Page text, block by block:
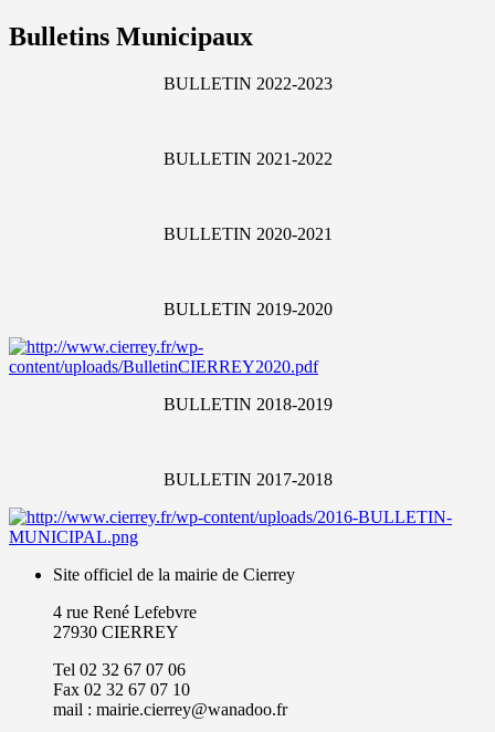
Bulletins Municipaux
BULLETIN 2022-2023
BULLETIN 2021-2022
BULLETIN 2020-2021
BULLETIN 2019-2020
BULLETIN 2018-2019
BULLETIN 2017-2018
Site officiel de la mairie de Cierrey
4 rue René Lefebvre
27930 CIERREY
Tel 02 32 67 07 06
Fax 02 32 67 07 10
mail : mairie.cierrey@wanadoo.fr